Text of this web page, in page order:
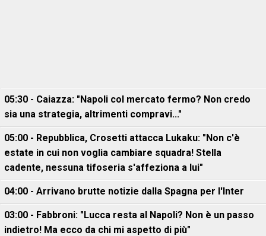
05:30 - Caiazza: "Napoli col mercato fermo? Non credo
sia una strategia, altrimenti compravi..."
05:00 - Repubblica, Crosetti attacca Lukaku: "Non c'è
estate in cui non voglia cambiare squadra! Stella
cadente, nessuna tifoseria s'affeziona a lui"
04:00 - Arrivano brutte notizie dalla Spagna per l'Inter
03:00 - Fabbroni: "Lucca resta al Napoli? Non è un passo
indietro! Ma ecco da chi mi aspetto di più"